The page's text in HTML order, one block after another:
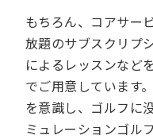
もちろん、コアサー
放題のサブスクリプ
によるレッスンなど
でご用意しています
を意識し、ゴルフに
ミュレーションゴル